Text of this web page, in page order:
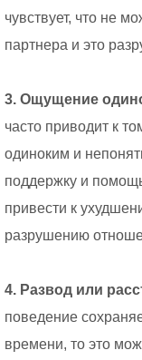
чувствует, что не
партнера и это
3. Ощущение
часто приводит к
одиноким и
поддержку и
привести к
разрушению
4. Развод или
поведение
времени, то это